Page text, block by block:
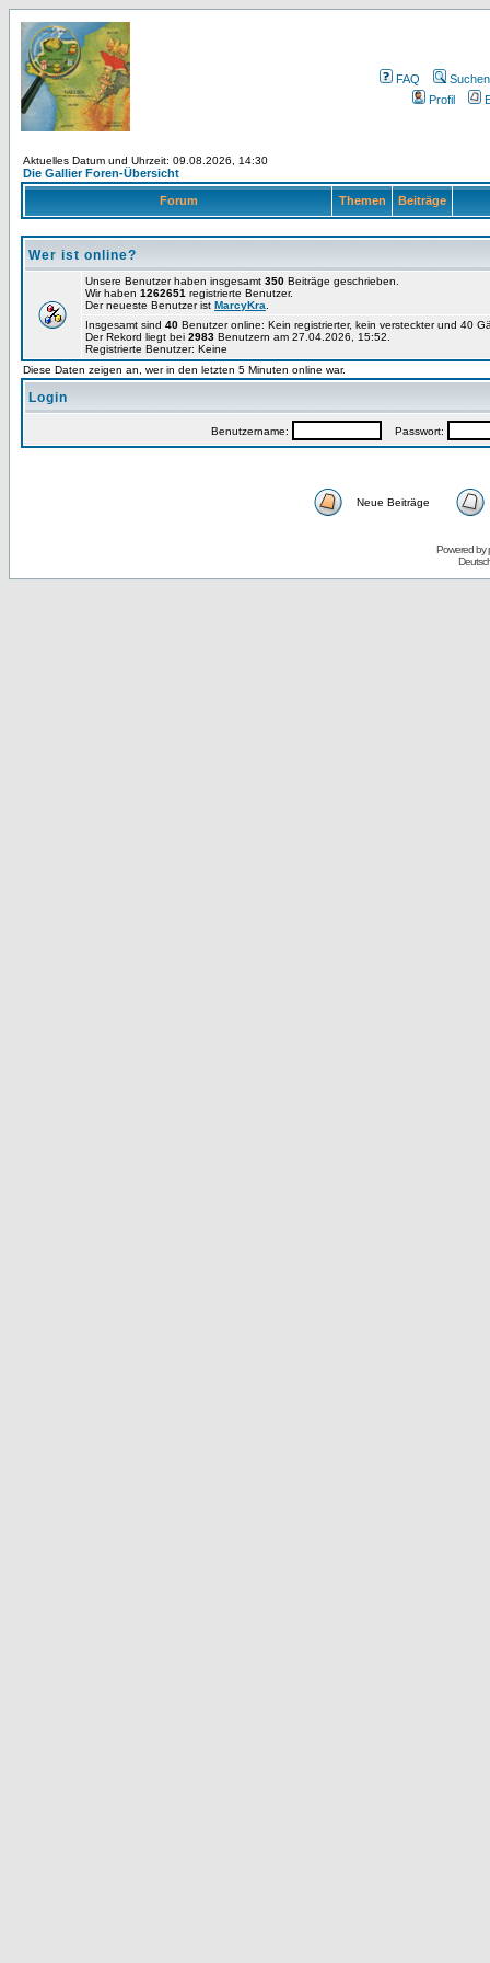
FAQ
Suchen
Profil
Aktuelles Datum und Uhrzeit: 09.08.2026, 14:30
Die Gallier Foren-Übersicht
Forum Themen Beiträge
Wer ist online?
Unsere Benutzer haben insgesamt 350 Beiträge geschrieben.
Wir haben 1262651 registrierte Benutzer.
Der neueste Benutzer ist MarcyKra
Insgesamt sind 40 Benutzer online: Kein registrierter, kein versteckter und 40
Der Rekord liegt bei 2983 Benutzern am 27.04.2026, 15:52.
Registrierte Benutzer: Keine
Diese Daten zeigen an, wer in den letzten 5 Minuten online war.
Login
Benutzername: Passwort:
Neue Beiträge
Powered by